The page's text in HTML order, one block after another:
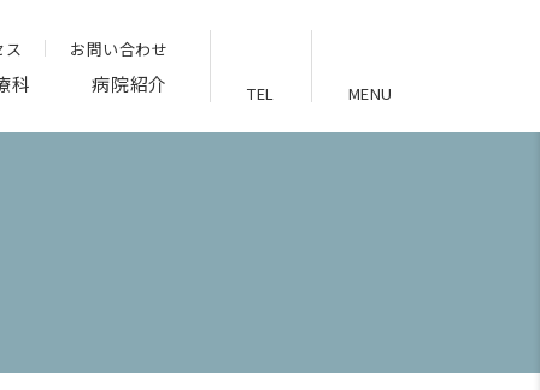
ス お問い合わせ
科 病院紹介 TEL MENU